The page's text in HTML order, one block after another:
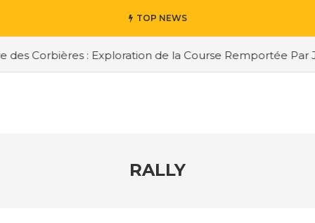
TOP NEWS
Corbières : Exploration de la Course Remportée Par
RALLY